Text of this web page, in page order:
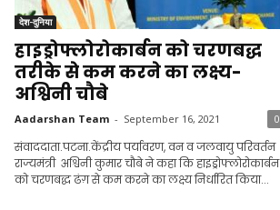
देश-दुनिया
हाइड्रोफ्लोरोकार्बन को चरणबद्ध
तरीके से कम करने का लक्ष्य-
अश्विनी चौबे
Aadarshan Team - September 16, 2021 0
संवाददाता.पटना.केंद्रीय पर्यावरण, वन व जलवायु परिवर्तन
राज्यमंत्री अश्विनी कुमार चौबे ने कहा कि हाइड्रोफ्लोरोकार्बन
को चरणबद्ध ढंग़ से कम करने का लक्ष्य निर्धारित किया...